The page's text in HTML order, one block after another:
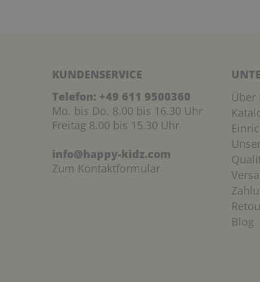
KUNDENSERVICE
Telefon: +49 611 9500360
Mo. bis Do. 8.00 bis 16.30 Uhr
Freitag 8.00 bis 15.30 Uhr
info@happy-kidz.com
Zum Kontaktformular
Über
Blog